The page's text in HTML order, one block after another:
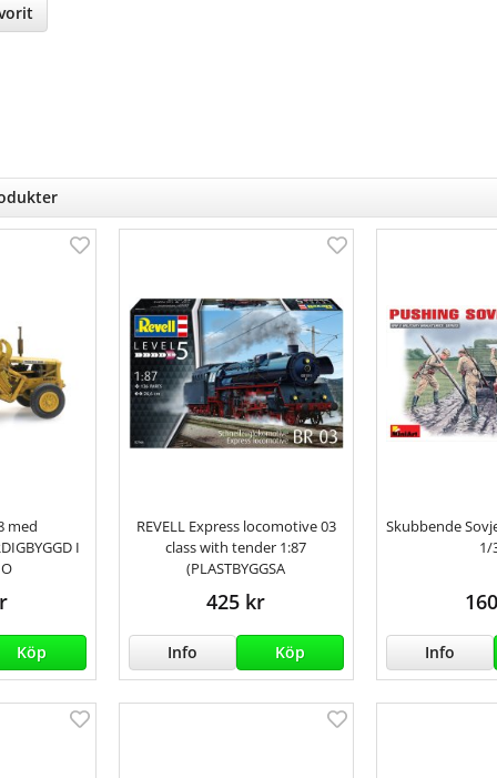
med
I
Köp
REVELL Express locomotive 03
class with tender 1:87
(PLASTBYGGSA
425 kr
Info Köp
Skubbende
1/
Info